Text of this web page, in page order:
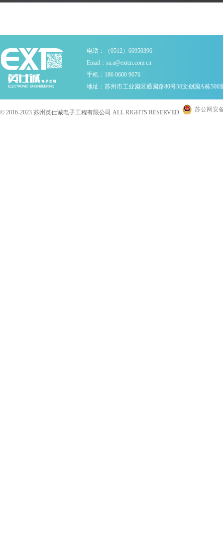
电话：（0512）66950396
Email：sa.a@extcn.com.cn
手机：186 0600 9676
地址：苏州市工业园区通园路80号56文创园A栋506
© 2016-2023 苏州英仕诚电子工程有限公司 ALL RIGHTS RESERVED. 苏公网安